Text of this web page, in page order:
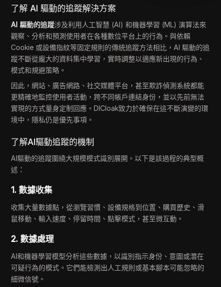
了解 AI 驅動的追蹤解決方案
AI 驅動的追蹤涉及利用人工智慧 (AI) 和機器學習 (ML) 演算法來
觀察、分析和預測使用者在各種數位平台上的行為。與依賴
Cookie 或設備指紋等固定規則的傳統追蹤方法相比，AI 驅動的追
蹤不斷從龐大的資料集中學習，實時調整以適應新出現的行為、
模式和規避策略。
因此，網站、廣告網路、社交媒體平台，甚至欺詐偵測系統都能
更精確地監控使用者活動，跨不同帳戶連結身份，並以先前無法
實現的方式量身定制回應。DICloak致力於確保在這不斷演變的環
境中，隱私仍是優先事項。
了解AI驅動追蹤的機制
AI驅動的追蹤圍繞大規模模式識別展開。以下是該過程的典型概
述：
1. 數據收集
收集大量數據點，從瀏覽習慣、設備規格到位置、購買歷史、滑
鼠移動、輸入速度、停留時間、點擊模式，甚至微互動。
2. 數據處理
AI和機器學習模型分析這些數據，以識別指示身份、意圖或潛在
可疑行為的模式。它們能檢測出人工規則或基本腳本可能忽略的
細微信號。